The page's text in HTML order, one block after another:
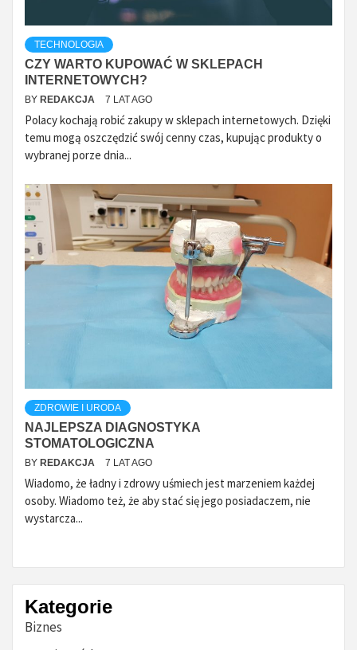
TECHNOLOGIA
CZY WARTO KUPOWAĆ W SKLEPACH
INTERNETOWYCH?
BY REDAKCJA 7 LAT AGO
Polacy kochają robić zakupy w sklepach internetowych. Dzięki
temu mogą oszczędzić swój cenny czas, kupując produkty o
wybranej porze dnia...
ZDROWIE I URODA
NAJLEPSZA DIAGNOSTYKA
STOMATOLOGICZNA
BY REDAKCJA 7 LAT AGO
Wiadomo, że ładny i zdrowy uśmiech jest marzeniem każdej
osoby. Wiadomo też, że aby stać się jego posiadaczem, nie
wystarcza...
Kategorie
Biznes